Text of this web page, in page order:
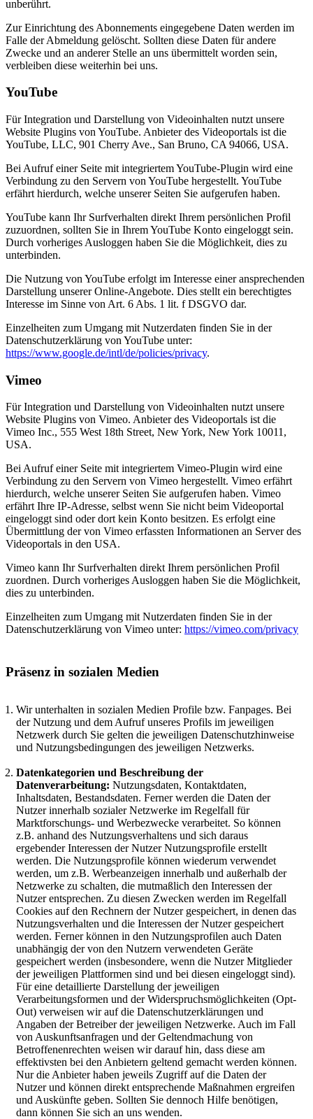
unberührt.
Zur Einrichtung des Abonnements eingegebene Daten werden im
Falle der Abmeldung gelöscht. Sollten diese Daten für andere
Zwecke und an anderer Stelle an uns übermittelt worden sein,
verbleiben diese weiterhin bei uns.
YouTube
Für Integration und Darstellung von Videoinhalten nutzt unsere
Website Plugins von YouTube. Anbieter des Videoportals ist die
YouTube, LLC, 901 Cherry Ave., San Bruno, CA 94066, USA.
Bei Aufruf einer Seite mit integriertem YouTube-Plugin wird eine
Verbindung zu den Servern von YouTube hergestellt. YouTube
erfährt hierdurch, welche unserer Seiten Sie aufgerufen haben.
YouTube kann Ihr Surfverhalten direkt Ihrem persönlichen Profil
zuzuordnen, sollten Sie in Ihrem YouTube Konto eingeloggt sein.
Durch vorheriges Ausloggen haben Sie die Möglichkeit, dies zu
unterbinden.
Die Nutzung von YouTube erfolgt im Interesse einer ansprechenden
Darstellung unserer Online-Angebote. Dies stellt ein berechtigtes
Interesse im Sinne von Art. 6 Abs. 1 lit. f DSGVO dar.
Einzelheiten zum Umgang mit Nutzerdaten finden Sie in der
Datenschutzerklärung von YouTube unter:
https://www.google.de/intl/de/policies/privacy.
Vimeo
Für Integration und Darstellung von Videoinhalten nutzt unsere
Website Plugins von Vimeo. Anbieter des Videoportals ist die
Vimeo Inc., 555 West 18th Street, New York, New York 10011,
USA.
Bei Aufruf einer Seite mit integriertem Vimeo-Plugin wird eine
Verbindung zu den Servern von Vimeo hergestellt. Vimeo erfährt
hierdurch, welche unserer Seiten Sie aufgerufen haben. Vimeo
erfährt Ihre IP-Adresse, selbst wenn Sie nicht beim Videoportal
eingeloggt sind oder dort kein Konto besitzen. Es erfolgt eine
Übermittlung der von Vimeo erfassten Informationen an Server des
Videoportals in den USA.
Vimeo kann Ihr Surfverhalten direkt Ihrem persönlichen Profil
zuordnen. Durch vorheriges Ausloggen haben Sie die Möglichkeit,
dies zu unterbinden.
Einzelheiten zum Umgang mit Nutzerdaten finden Sie in der
Datenschutzerklärung von Vimeo unter: https://vimeo.com/privacy
Präsenz in sozialen Medien
Wir unterhalten in sozialen Medien Profile bzw. Fanpages. Bei
der Nutzung und dem Aufruf unseres Profils im jeweiligen
Netzwerk durch Sie gelten die jeweiligen Datenschutzhinweise
und Nutzungsbedingungen des jeweiligen Netzwerks.
Datenkategorien und Beschreibung der
Datenverarbeitung: Nutzungsdaten, Kontaktdaten,
Inhaltsdaten, Bestandsdaten. Ferner werden die Daten der
Nutzer innerhalb sozialer Netzwerke im Regelfall für
Marktforschungs- und Werbezwecke verarbeitet. So können
z.B. anhand des Nutzungsverhaltens und sich daraus
ergebender Interessen der Nutzer Nutzungsprofile erstellt
werden. Die Nutzungsprofile können wiederum verwendet
werden, um z.B. Werbeanzeigen innerhalb und außerhalb der
Netzwerke zu schalten, die mutmaßlich den Interessen der
Nutzer entsprechen. Zu diesen Zwecken werden im Regelfall
Cookies auf den Rechnern der Nutzer gespeichert, in denen das
Nutzungsverhalten und die Interessen der Nutzer gespeichert
werden. Ferner können in den Nutzungsprofilen auch Daten
unabhängig der von den Nutzern verwendeten Geräte
gespeichert werden (insbesondere, wenn die Nutzer Mitglieder
der jeweiligen Plattformen sind und bei diesen eingeloggt sind).
Für eine detaillierte Darstellung der jeweiligen
Verarbeitungsformen und der Widerspruchsmöglichkeiten (Opt-
Out) verweisen wir auf die Datenschutzerklärungen und
Angaben der Betreiber der jeweiligen Netzwerke. Auch im Fall
von Auskunftsanfragen und der Geltendmachung von
Betroffenenrechten weisen wir darauf hin, dass diese am
effektivsten bei den Anbietern geltend gemacht werden können.
Nur die Anbieter haben jeweils Zugriff auf die Daten der
Nutzer und können direkt entsprechende Maßnahmen ergreifen
und Auskünfte geben. Sollten Sie dennoch Hilfe benötigen,
dann können Sie sich an uns wenden.